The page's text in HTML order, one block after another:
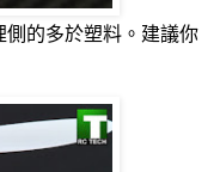
的多於塑料。建議你